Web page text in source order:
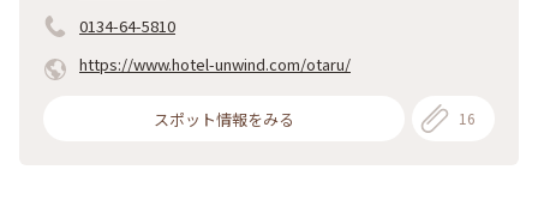
0134-64-5810
https://www.hotel-unwind.com/otaru/
スポット情報をみる 16